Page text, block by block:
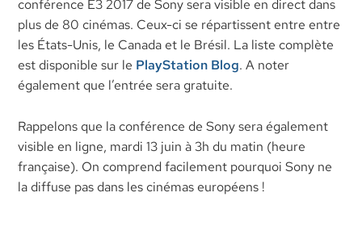
conférence E3 2017 de Sony sera visible en direct dans
plus de 80 cinémas. Ceux-ci se répartissent entre entre
les États-Unis, le Canada et le Brésil. La liste complète
est disponible sur le PlayStation Blog. A noter
également que l’entrée sera gratuite.
Rappelons que la conférence de Sony sera également
visible en ligne, mardi 13 juin à 3h du matin (heure
française). On comprend facilement pourquoi Sony ne
la diffuse pas dans les cinémas européens !